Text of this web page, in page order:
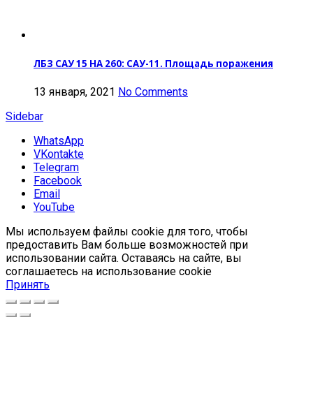
ЛБЗ САУ 15 НА 260: САУ-11. Площадь поражения
13 января, 2021 No Comments
Sidebar
WhatsApp
VKontakte
Telegram
Facebook
Email
YouTube
Мы используем файлы cookie для того, чтобы
предоставить Вам больше возможностей при
использовании сайта. Оставаясь на сайте, вы
соглашаетесь на использование cookie
Принять